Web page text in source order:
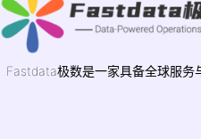
Fastdata极数是一家具备全球服务